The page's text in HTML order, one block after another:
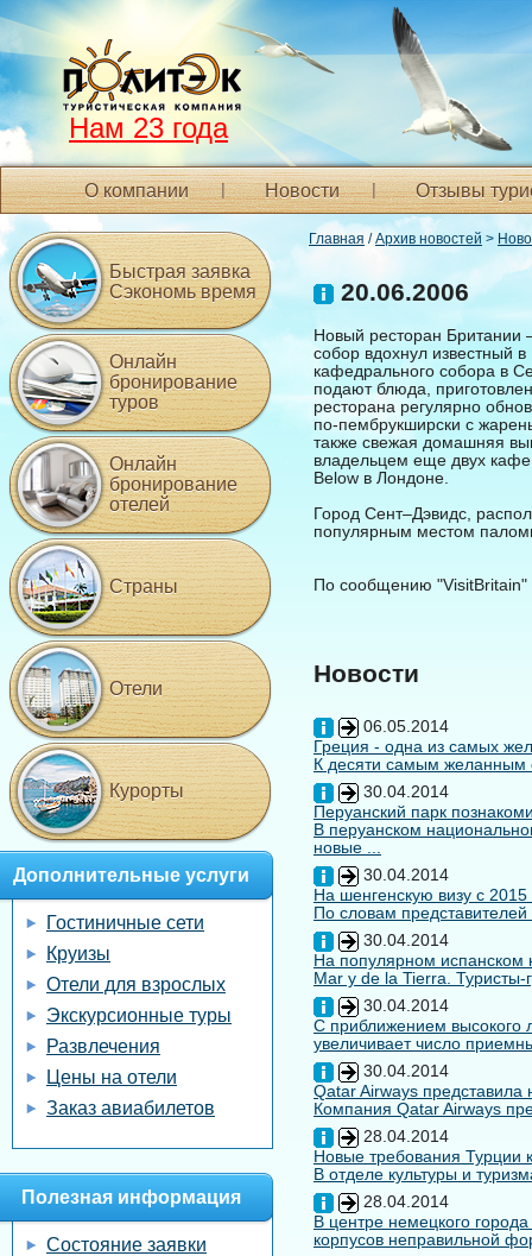
Нам 23 года
О компании Новости Отзывы
Главная /Архив новостей >
20.06.2006
Новый ресторан Британии
собор вдохнул известный
кафедрального собора в
подают блюда,
ресторана регулярно
по-пембрукширски с
также свежая домашняя
владельцем еще двух
Below в Лондоне.
Город Сент–Дэвидс,
популярным местом
По сообщению "VisitBritain"
Новости
06.05.2014
Греция - одна из самых
К десяти самым желанным
30.04.2014
Перуанский парк
В перуанском
новые ...
30.04.2014
На шенгенскую визу с 2015
По словам
30.04.2014
На популярном испанском
Mar y de la Tierra. Туристы-
30.04.2014
С приближением высокого
увеличивает число
30.04.2014
Qatar Airways
Компания Qatar Airways
28.04.2014
Новые требования Турции
В отделе культуры и
28.04.2014
В центре немецкого
корпусов неправильной
Быстрая заявка
Сэкономь время
Онлайн
бронирование
туров
Онлайн
бронирование
отелей
Страны
Отели
Курорты
Дополнительные услуги
Гостиничные сети
Круизы
Отели для взрослых
Экскурсионные туры
Развлечения
Цены на отели
Заказ авиабилетов
Полезная информация
Состояние заявки